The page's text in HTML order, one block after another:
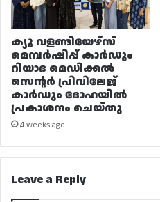
ക്യു വളണ്ടിയേഴ്‌സ്
മെമ്പർഷിപ്പ് കാർഡും
റിയാദ മെഡിക്കൽ
സെന്റർ പ്രിവിലേജ്
കാർഡും ദോഹയിൽ
പ്രകാശനം ചെയ്തു
4 weeks ago
Leave a Reply